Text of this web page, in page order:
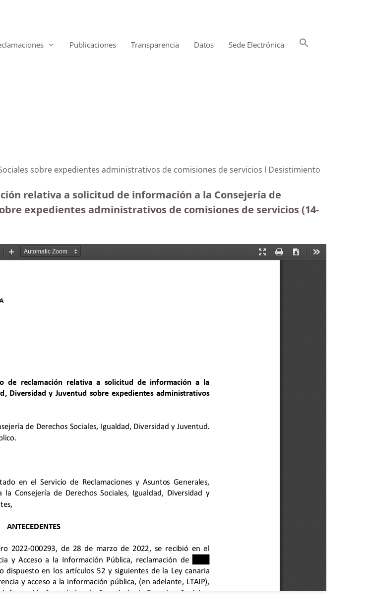
Publicaciones Transparencia Datos Sede Electrónica
sobre expedientes administrativos de comisiones de servicios l Desistimiento
relativa a solicitud de información a la Consejería de
expedientes administrativos de comisiones de servicios (14-